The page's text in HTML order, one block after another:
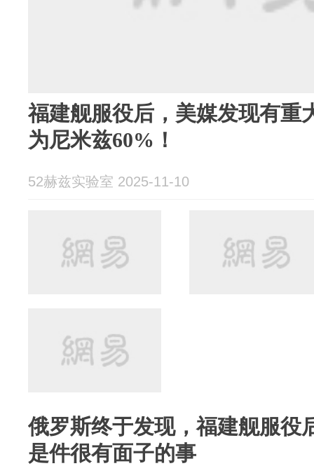
福建舰服役后，美媒发现有重
为尼米兹60%！
52赫兹实验室 2025-11-10
俄罗斯终于发现，福建舰服役
是件很有面子的事